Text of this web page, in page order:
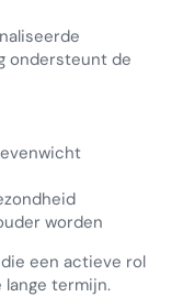
ondersteunt de
worden
een actieve rol
lange termijn.